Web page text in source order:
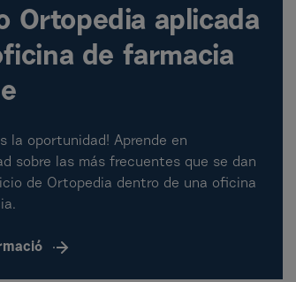
Ortopedia aplicada
de farmacia
la oportunidad! Aprende en
sobre las más frecuentes que se dan
de Ortopedia dentro de una oficina